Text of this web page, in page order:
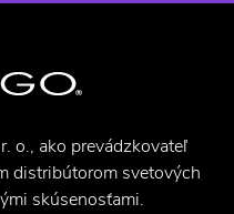
o., ako prevádzkovateľ
distribútorom svetových
skúsenosťami.